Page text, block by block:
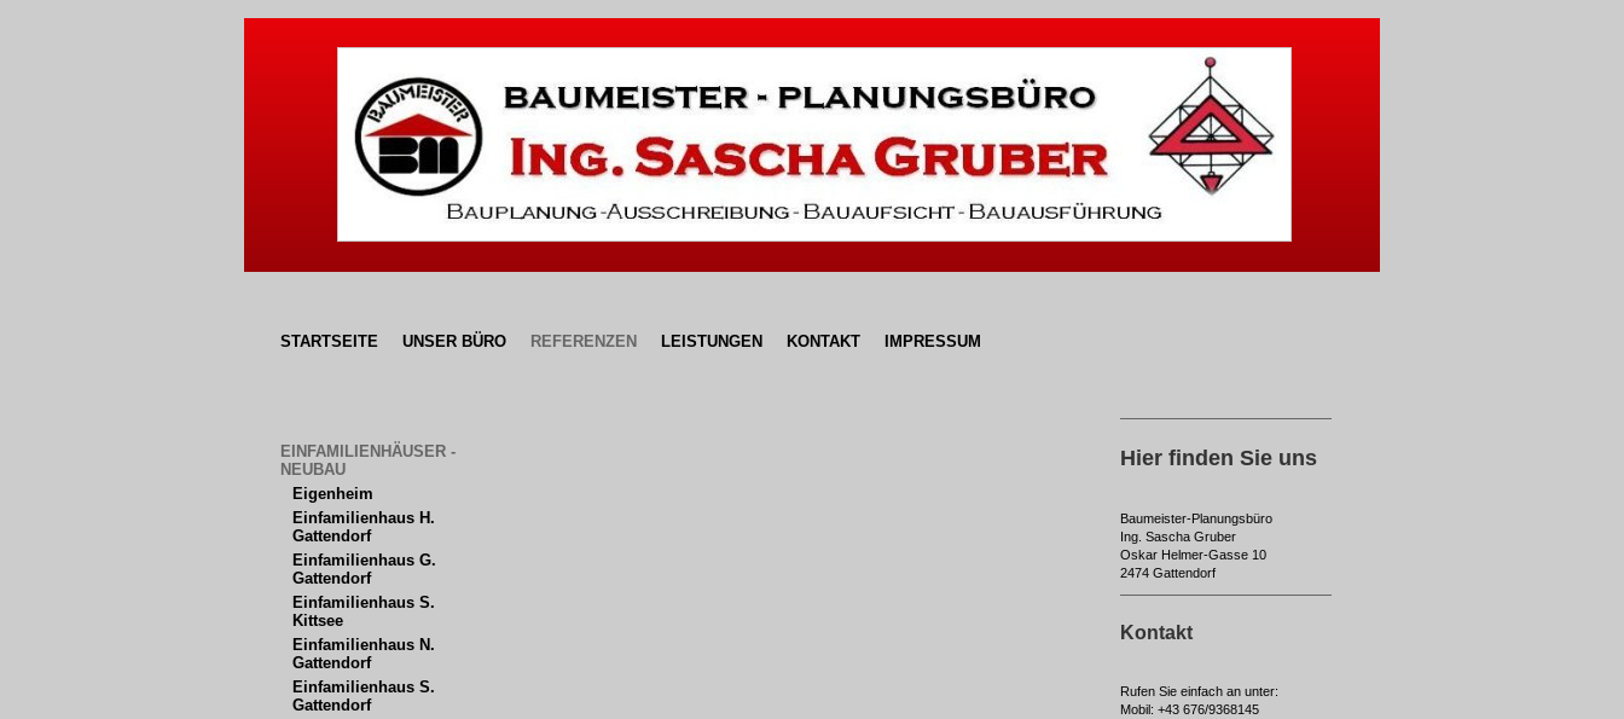
STARTSEITE UNSER BÜRO REFERENZEN LEISTUNGEN KONTAKT IMPRESSUM
EINFAMILIENHÄUSER -
NEUBAU
Eigenheim
Einfamilienhaus H.
Gattendorf
Einfamilienhaus G.
Gattendorf
Einfamilienhaus S.
Kittsee
Einfamilienhaus N.
Gattendorf
Einfamilienhaus S.
Gattendorf
Hier finden Sie uns
Baumeister-Planungsbüro
Ing. Sascha Gruber
Oskar Helmer-Gasse 10
2474 Gattendorf
Kontakt
Rufen Sie einfach an unter:
Mobil: +43 676/9368145